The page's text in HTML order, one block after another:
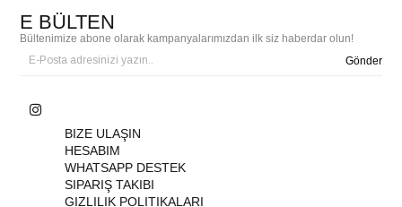
E BÜLTEN
Bültenimize abone olarak kampanyalarımızdan ilk siz haberdar olun!
Gönder
BIZE ULAŞIN
HESABIM
WHATSAPP DESTEK
SIPARIŞ TAKIBI
GIZLILIK POLITIKALARI